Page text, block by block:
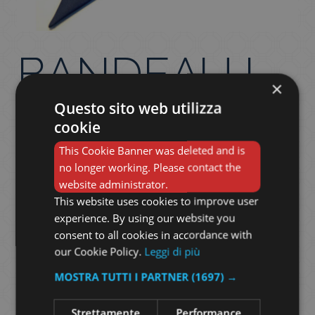
BANDEAU I
COLORI DI
POLLOCK
75,00€
prezzo
originale
50,00€Il
prezzo
attuale
×
Questo sito web utilizza
cookie
This Cookie Banner was deleted and is
no longer working. Please contact the
website administrator.
This website uses cookies to improve user
experience. By using our website you
consent to all cookies in accordance with
our Cookie Policy. Leggi di più
MOSTRA TUTTI I PARTNER (1697) →
Strettamente
Performance